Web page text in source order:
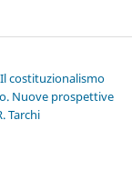
Il costituzionalismo
Nuove prospettive
Tarchi